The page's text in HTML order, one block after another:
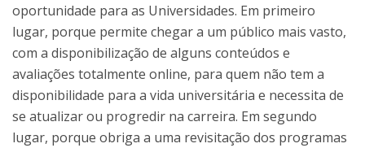
oportunidade para as Universidades. Em primeiro
lugar, porque permite chegar a um público mais vasto,
com a disponibilização de alguns conteúdos e
avaliações totalmente online, para quem não tem a
disponibilidade para a vida universitária e necessita de
se atualizar ou progredir na carreira. Em segundo
lugar, porque obriga a uma revisitação dos programas